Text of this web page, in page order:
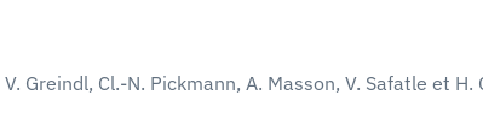
Greindl, Cl.-N. Pickmann, A. Masson, V. Safatle et H.